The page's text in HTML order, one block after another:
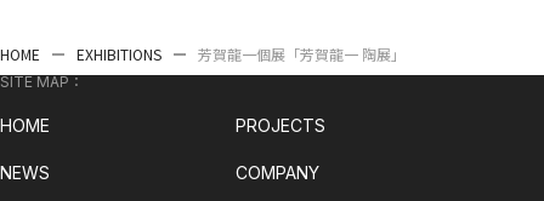
HOME EXHIBITIONS 芳賀龍一個展「芳賀龍一 陶展」
SITE MAP：
HOME
NEWS
PROJECTS
COMPANY